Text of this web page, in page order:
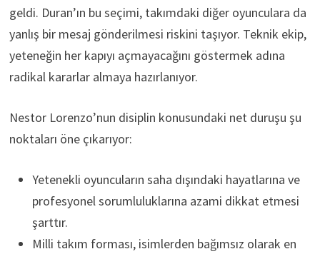
geldi. Duran’ın bu seçimi, takımdaki diğer oyunculara da
yanlış bir mesaj gönderilmesi riskini taşıyor. Teknik ekip,
yeteneğin her kapıyı açmayacağını göstermek adına
radikal kararlar almaya hazırlanıyor.
Nestor Lorenzo’nun disiplin konusundaki net duruşu şu
noktaları öne çıkarıyor:
Yetenekli oyuncuların saha dışındaki hayatlarına ve
profesyonel sorumluluklarına azami dikkat etmesi
şarttır.
Milli takım forması, isimlerden bağımsız olarak en